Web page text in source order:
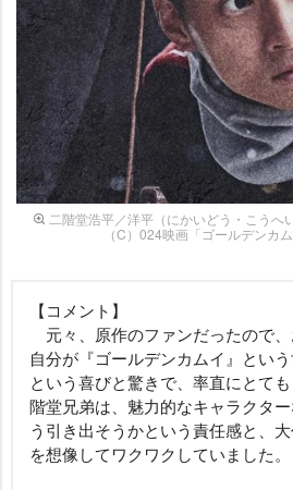
二階堂浩平／洋平（にかいどう・こうへ
（C）024映画「ゴールデンカ
【コメント】
元々、原作のファンだったので
自分が『ゴールデンカムイ』とい
という喜びと驚きで、率直にとて
階堂兄弟は、魅力的なキャラクタ
う引き出そうかという責任感と、
を想像してワクワクしていました。